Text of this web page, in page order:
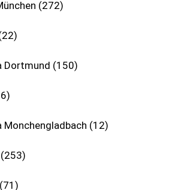
272
22
Dortmund 150
Monchengladbach 12
253
71